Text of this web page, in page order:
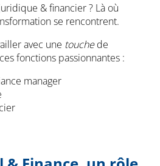
& financier ? Là où
se rencontrent.
avec une touchede
fonctions passionnantes :
manager